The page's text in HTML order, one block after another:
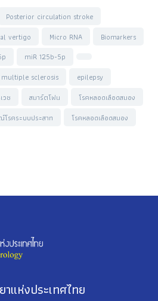
Posterior circulation stroke
vertigo Micro RNA
Biomarkers
miR 125b-5p
multiple sclerosis
epilepsy
วช สมาร์ตโฟน
โรคหลอดเลือดสมอง
รคระบบประสาท โรคหลอดเลือดสมอง
แห่งประเทศไทย